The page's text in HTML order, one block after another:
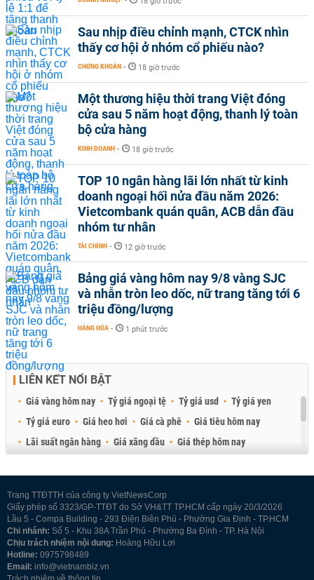
Sau nhịp điều chỉnh mạnh, CTCK nhìn
thấy cơ hội ở nhóm cổ phiếu nào?
CHỨNG KHOÁN - 18 giờ trước
Một thương hiệu thời trang Việt đóng
cửa sau 5 năm hoạt động, thanh lý toàn
bộ cửa hàng
KINH DOANH - 18 giờ trước
TOP 10 ngân hàng lãi lớn nhất từ kinh
doanh ngoại hối nửa đầu năm 2026:
Vietcombank quán quân, ACB dẫn đầu
nhóm tư nhân
TÀI CHÍNH - 12 giờ trước
Bảng giá vàng hôm nay 9/8 vàng SJC
và nhẫn tròn leo dốc, nữ trang tăng tới 6
triệu đồng/lượng
HÀNG HÓA - 1 phút trước
LIÊN KẾT NỔI BẬT
Giá vàng hôm nay Tỷ giá ngoại tệ Tỷ giá usd
Tỷ giá yen
Tỷ giá euro
Giá heo hơi Giá cà phê
Giá tiêu hôm nay
Lãi suất ngân hàng
Giá xăng dầu
Giá thép hôm nay
Trang TTĐTTH của công ty VietNewsCorp
Giấy phép số 3323/GP-TTĐT do Sở VH&TT TP.HCM cấp ngày 20/3/2026
Lầu 5 - Compa Building - 293 Điện Biên Phủ - Phường Gia Định - TP.HCM
Chi nhánh: Số 5 - Khu 38A Trần Phú - Phường Ba Đình - TP. Hà Nội
Chịu trách nhiệm nội dung: Hoàng Hữu Lợi
Hotline: 0975798489
Email: info@vietnambiz.vn